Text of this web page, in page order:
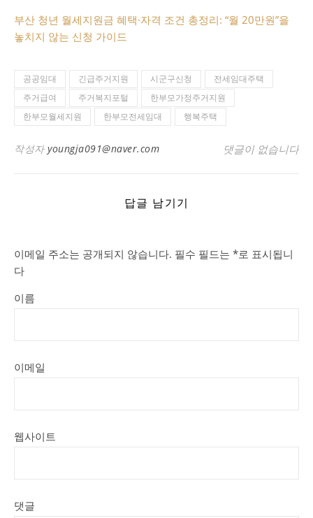
부산 청년 월세지원금 혜택·자격 조건 총정리: “월 20만원”을
놓치지 않는 신청 가이드
공공임대 긴급주거지원 시군구신청
전세임대주택
주거급여
주거복지포털
한부모가정주거지원
한부모월세지원
한부모전세임대 행복주택
작성자 youngja091@naver.com 댓글이 없습니다
답글 남기기
이메일 주소는 공개되지 않습니다. 필수 필드는 *로 표시됩니
다
이름
이메일
웹사이트
댓글